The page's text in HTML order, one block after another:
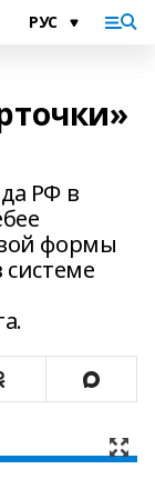
РФ в
формы